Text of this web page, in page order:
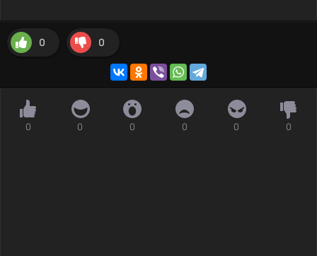
0 0
0 0 0 0 0 0